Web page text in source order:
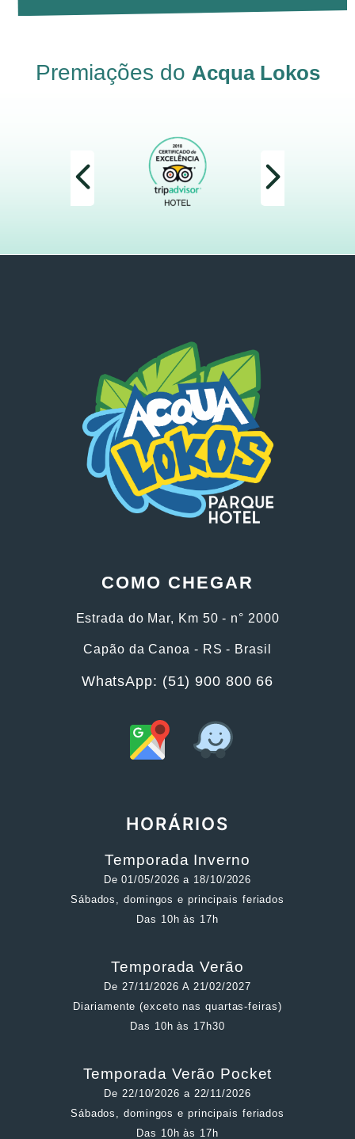
Premiações do Acqua Lokos
COMO CHEGAR
Estrada do Mar, Km 50 - n° 2000
Capão da Canoa - RS - Brasil
WhatsApp: (51) 900 800 66
HORÁRIOS
Temporada Inverno
De 01/05/2026 a 18/10/2026
Sábados, domingos e principais feriados
Das 10h às 17h
Temporada Verão
De 27/11/2026 A 21/02/2027
Diariamente (exceto nas quartas-feiras)
Das 10h às 17h30
Temporada Verão Pocket
De 22/10/2026 a 22/11/2026
Sábados, domingos e principais feriados
Das 10h às 17h